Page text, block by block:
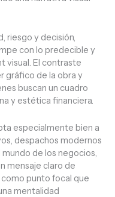
riesgo y decisión,
con lo predecible y
visual. El contraste
gráfico de la obra y
buscan un cuadro
y estética financiera.
especialmente bien a
despachos modernos
de los negocios,
mensaje claro de
como punto focal que
mentalidad